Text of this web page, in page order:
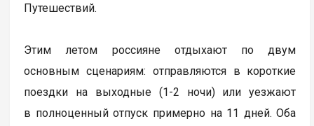
Путешествий.
Этим летом россияне отдыхают по двум
основным сценариям: отправляются в короткие
поездки на выходные (1-2 ночи) или уезжают
в полноценный отпуск примерно на 11 дней. Оба